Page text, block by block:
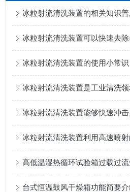
冰粒射流清洗装置的相关知识
冰粒射流清洗装置可以快速去
冰粒射流清洗装置的使用小常识
冰粒射流清洗装置是工业清洗
冰粒射流清洗装置能够快速冲
高低温湿热循环试验箱过载过流
台式恒温鼓风干燥箱功能简要介